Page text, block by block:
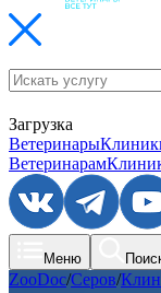
Загрузка
Ветеринары
Ветеринарам
Меню
ZooDoc/Серов/